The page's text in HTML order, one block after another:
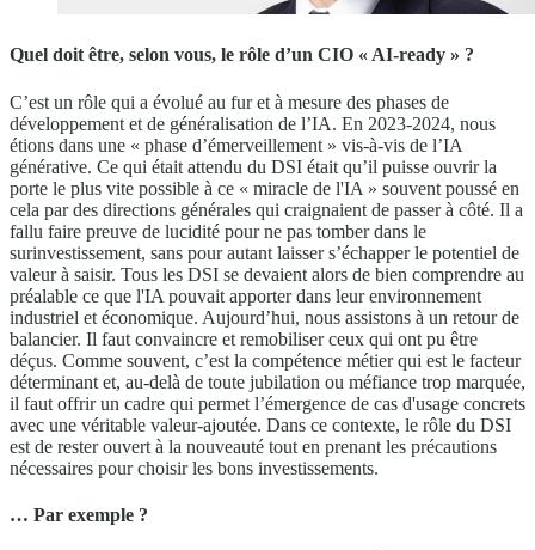
Quel doit être, selon vous, le rôle d’un CIO « AI-ready » ?
C’est un rôle qui a évolué au fur et à mesure des phases de
développement et de généralisation de l’IA. En 2023-2024, nous
étions dans une « phase d’émerveillement » vis-à-vis de l’IA
générative. Ce qui était attendu du DSI était qu’il puisse ouvrir la
porte le plus vite possible à ce « miracle de l'IA » souvent poussé en
cela par des directions générales qui craignaient de passer à côté. Il a
fallu faire preuve de lucidité pour ne pas tomber dans le
surinvestissement, sans pour autant laisser s’échapper le potentiel de
valeur à saisir. Tous les DSI se devaient alors de bien comprendre au
préalable ce que l'IA pouvait apporter dans leur environnement
industriel et économique. Aujourd’hui, nous assistons à un retour de
balancier. Il faut convaincre et remobiliser ceux qui ont pu être
déçus. Comme souvent, c’est la compétence métier qui est le facteur
déterminant et, au-delà de toute jubilation ou méfiance trop marquée,
il faut offrir un cadre qui permet l’émergence de cas d'usage concrets
avec une véritable valeur-ajoutée. Dans ce contexte, le rôle du DSI
est de rester ouvert à la nouveauté tout en prenant les précautions
nécessaires pour choisir les bons investissements.
… Par exemple ?